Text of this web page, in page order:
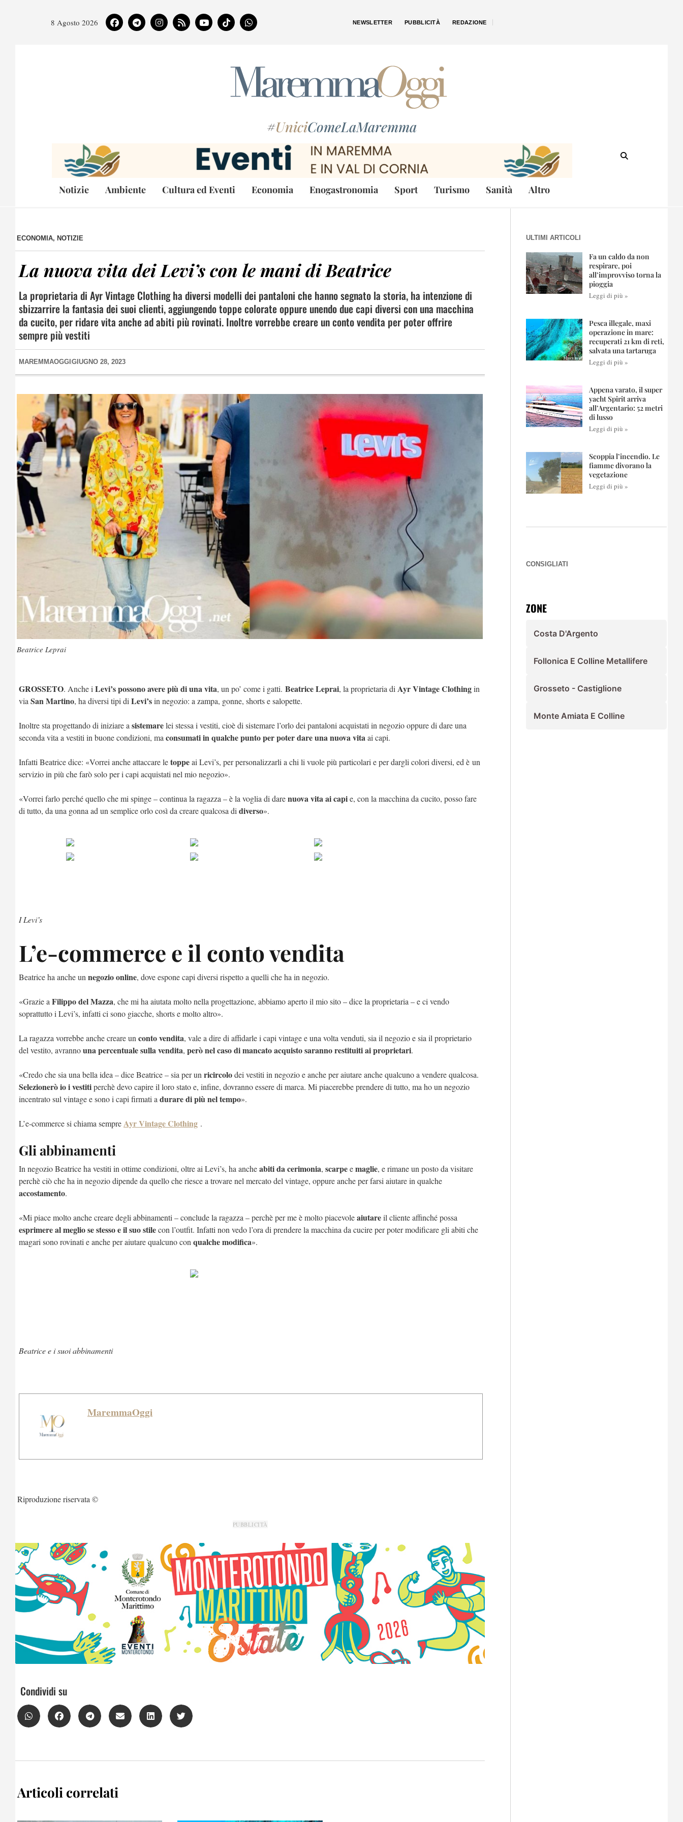
8 Agosto 2026 NEWSLETTER PUBBLICITÀ REDAZIONE
#UniciComeLaMaremma
Notizie Ambiente Cultura ed Eventi Economia Enogastronomia Sport Turismo Sanità Altro
ECONOMIA, NOTIZIE
La nuova vita dei Levi’s con le mani di Beatrice
La proprietaria di Ayr Vintage Clothing ha diversi modelli dei pantaloni che hanno segnato la storia, ha intenzione di
sbizzarrire la fantasia dei suoi clienti, aggiungendo toppe colorate oppure unendo due capi diversi con una macchina
da cucito, per ridare vita anche ad abiti più rovinati. Inoltre vorrebbe creare un conto vendita per poter offrire
sempre più vestiti
MAREMMAOGGI GIUGNO 28, 2023
Beatrice Leprai
GROSSETO. Anche i Levi’s possono avere più di una vita, un po’ come i gatti. Beatrice Leprai, la proprietaria di Ayr Vintage Clothingin
via San Martino, ha diversi tipi di Levi’sin negozio: a zampa, gonne, shorts e salopette.
Inoltre sta progettando di iniziare a sistemarelei stessa i vestiti, cioè di sistemare l’orlo dei pantaloni acquistati in negozio oppure di dare una
seconda vita a vestiti in buone condizioni, ma consumati in qualche punto per poter dare una nuova vitaai capi.
Infatti Beatrice dice: «Vorrei anche attaccare letoppeai Levi’s, per personalizzarli a chi li vuole più particolari e per dargli colori diversi, ed è un
servizio in più che farò solo per i capi acquistati nel mio negozio».
«Vorrei farlo perché quello che mi spinge – continua la ragazza – è la voglia di darenuova vita ai capie, con la macchina da cucito, posso fare
di tutto, da una gonna ad un semplice orlo così da creare qualcosa di diverso».
I Levi’s
L’e-commerce e il conto vendita
Beatrice ha anche un negozio online, dove espone capi diversi rispetto a quelli che ha in negozio.
«Grazie a Filippo del Mazza, che mi ha aiutata molto nella progettazione, abbiamo aperto il mio sito – dice la proprietaria – e ci vendo
soprattutto i Levi’s, infatti ci sono giacche, shorts e molto altro».
La ragazza vorrebbe anche creare un conto vendita, vale a dire di affidarle i capi vintage e una volta venduti, sia il negozio e sia il proprietario
del vestito, avrannouna percentuale sulla vendita, però nel caso di mancato acquisto saranno restituiti ai proprietari.
«Credo che sia una bella idea – dice Beatrice – sia per un ricircolodei vestiti in negozio e anche per aiutare anche qualcuno a vendere qualcosa.
Selezionerò io i vestitiperchè devo capire il loro stato e, infine, dovranno essere di marca. Mi piacerebbe prendere di tutto, ma ho un negozio
incentrato sul vintage e sono i capi firmati a durare di più nel tempo».
L’e-commerce si chiama sempreAyr Vintage Clothing .
Gli abbinamenti
In negozio Beatrice ha vestiti in ottime condizioni, oltre ai Levi’s, ha ancheabiti da cerimonia, scarpeemaglie, e rimane un posto da visitare
perchè ciò che ha in negozio dipende da quello che riesce a trovare nel mercato del vintage, oppure anche per farsi aiutare in qualche
accostamento.
«Mi piace molto anche creare degli abbinamenti – conclude la ragazza – perchè per me è molto piacevoleaiutareil cliente affinché possa
esprimere al meglio se stesso e il suo stilecon l’outfit. Infatti non vedo l’ora di prendere la macchina da cucire per poter modificare gli abiti che
magari sono rovinati e anche per aiutare qualcuno con qualche modifica».
Beatrice e i suoi abbinamenti
MaremmaOggi
Riproduzione riservata ©
PUBBLICITÀ
Condividi su
Articoli correlati
ULTIMI ARTICOLI
Fa un caldo da non
respirare, poi
all’improvviso torna la
pioggia
Leggi di più »
Pesca illegale, maxi
operazione in mare:
recuperati 21 km di reti,
salvata una tartaruga
Leggi di più »
Appena varato, il super
yacht Spirit arriva
all’Argentario: 52 metri
di lusso
Leggi di più »
Scoppia l’incendio. Le
fiamme divorano la
vegetazione
Leggi di più »
CONSIGLIATI
ZONE
Costa D'Argento
Follonica E Colline Metallifere
Grosseto - Castiglione
Monte Amiata E Colline